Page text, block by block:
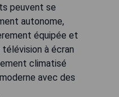
peuvent se
autonome,
équipée et
à écran
climatisé
avec des